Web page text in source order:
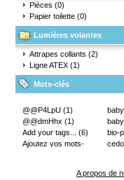
Pièces (0)
Papier toilette (0)
Lumières volantes
Attrapes collants (2)
Ligne ATEX (1)
Mots-clés
@@P4LpU (1)
@@dmHhx (1)
Add your tags... (6)
Ajoutez vos mots-
(2)
bio-
A propos de